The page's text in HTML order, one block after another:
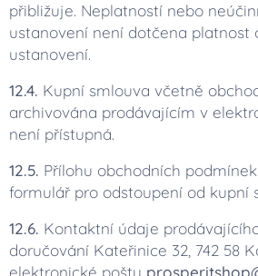
přibližuje. Neplatností nebo
ustanovení není dotčena platnost
ustanovení.
12.4. Kupní smlouva včetně
archivována prodávajícím v
není přístupná.
12.5. Přílohu obchodních
formulář pro odstoupení od kupní
12.6. Kontaktní údaje
doručování Kateřinice 32, 742 58
elektronické pošty